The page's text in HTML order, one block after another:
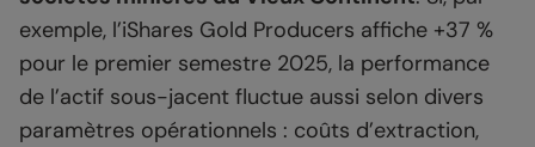
exemple, l’iShares Gold Producers affiche +37 %
pour le premier semestre 2025, la performance
de l’actif sous-jacent fluctue aussi selon divers
paramètres opérationnels : coûts d’extraction,